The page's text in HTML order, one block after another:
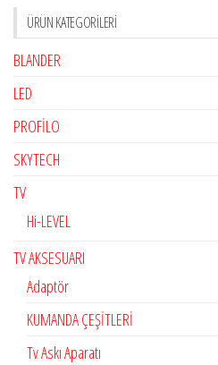
ÜRÜN KATEGORILERI
BLANDER
LED
PROFİLO
SKYTECH
TV
Hi-LEVEL
TV AKSESUARI
Adaptör
KUMANDA ÇEŞİTLERİ
Tv Askı Aparatı